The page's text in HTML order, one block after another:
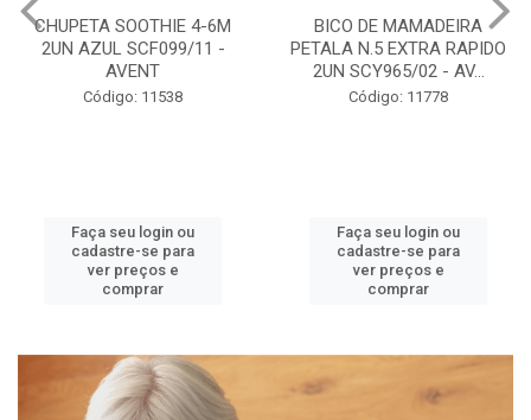
CHUPETA SOOTHIE 4-6M
2UN AZUL SCF099/11 -
AVENT
Código: 11538
Faça seu login ou
cadastre-se para
ver preços e
comprar
BICO DE MAMADEIRA
PETALA N.5 EXTRA RAPIDO
2UN SCY965/02 - AV...
Código: 11778
Faça seu login ou
cadastre-se para
ver preços e
comprar